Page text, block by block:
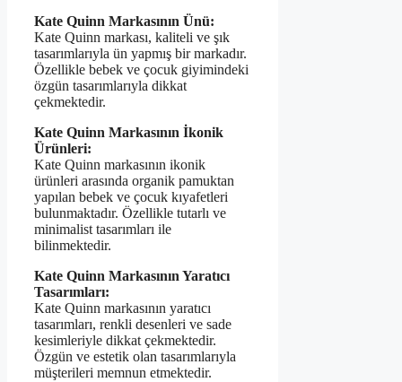
Kate Quinn Markasının Ünü:
Kate Quinn markası, kaliteli ve şık
tasarımlarıyla ün yapmış bir markadır.
Özellikle bebek ve çocuk giyimindeki
özgün tasarımlarıyla dikkat
çekmektedir.
Kate Quinn Markasının İkonik
Ürünleri:
Kate Quinn markasının ikonik
ürünleri arasında organik pamuktan
yapılan bebek ve çocuk kıyafetleri
bulunmaktadır. Özellikle tutarlı ve
minimalist tasarımları ile
bilinmektedir.
Kate Quinn Markasının Yaratıcı
Tasarımları:
Kate Quinn markasının yaratıcı
tasarımları, renkli desenleri ve sade
kesimleriyle dikkat çekmektedir.
Özgün ve estetik olan tasarımlarıyla
müşterileri memnun etmektedir.